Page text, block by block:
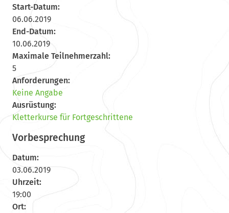
Start-Datum:
06.06.2019
End-Datum:
10.06.2019
Maximale Teilnehmerzahl:
5
Anforderungen:
Keine Angabe
Ausrüstung:
Kletterkurse für Fortgeschrittene
Vorbesprechung
Datum:
03.06.2019
Uhrzeit:
19:00
Ort: